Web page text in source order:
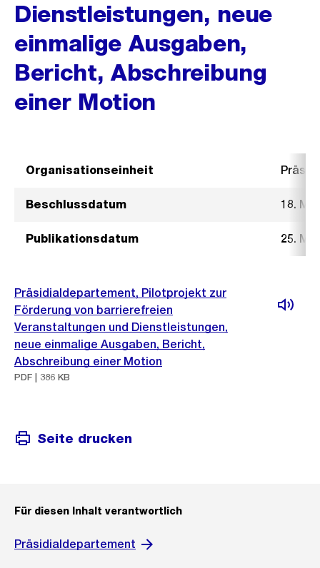
Dienstleistungen, neue
einmalige Ausgaben,
Bericht, Abschreibung
einer Motion
Organisationseinheit
Beschlussdatum 18.
Publikationsdatum 25.
Präsidialdepartement, Pilotprojekt zur
Förderung von barrierefreien
Veranstaltungen und Dienstleistungen,
neue einmalige Ausgaben, Bericht,
Abschreibung einer Motion
PDF | 386 KB
Seite drucken
Für diesen Inhalt verantwortlich
Präsidialdepartement